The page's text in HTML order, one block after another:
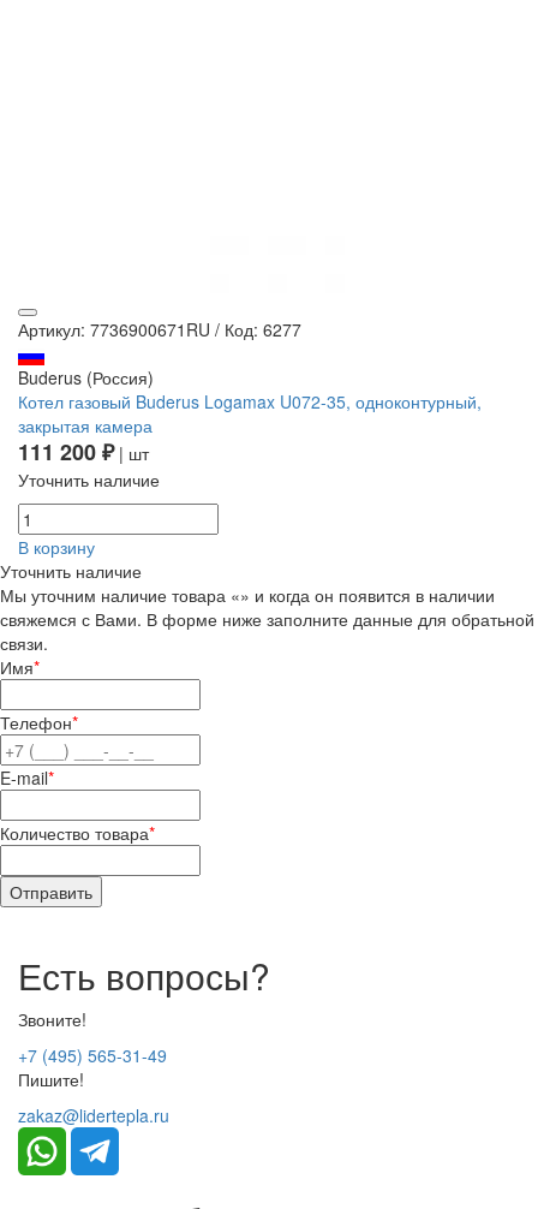
Артикул: 7736900671RU / Код: 6277
Buderus (Россия)
Котел газовый Buderus Logamax U072-35, одноконтурный,
закрытая камера
111 200 ₽| шт
Уточнить наличие
В корзину
Уточнить наличие
Мы уточним наличие товара «» и когда он появится в наличии
свяжемся с Вами. В форме ниже заполните данные для обратьной
связи.
Имя*
Телефон*
E-mail*
Количество товара*
Есть вопросы?
Звоните!
+7 (495) 565-31-49
Пишите!
zakaz@lidertepla.ru